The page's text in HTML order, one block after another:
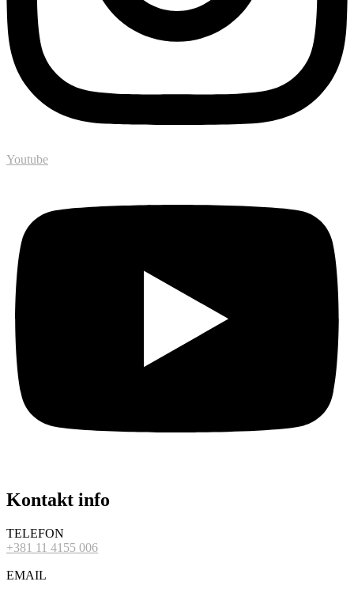
Youtube
Kontakt info
TELEFON
+381 11 4155 006
EMAIL